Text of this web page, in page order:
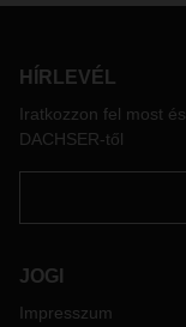
HÍRLEVÉL
Iratkozzon fel most
DACHSER-től
JOGI
Impresszum